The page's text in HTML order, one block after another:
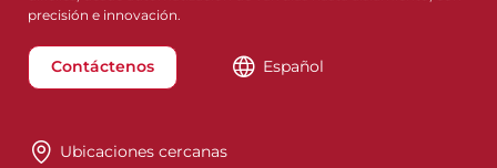
precisión e innovación.
Contáctenos Español
Ubicaciones cercanas